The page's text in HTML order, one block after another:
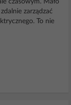
czasowym. Mało
zarządzać
To nie